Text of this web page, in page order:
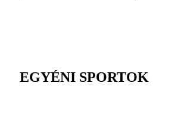
EGYÉNI SPORTOK